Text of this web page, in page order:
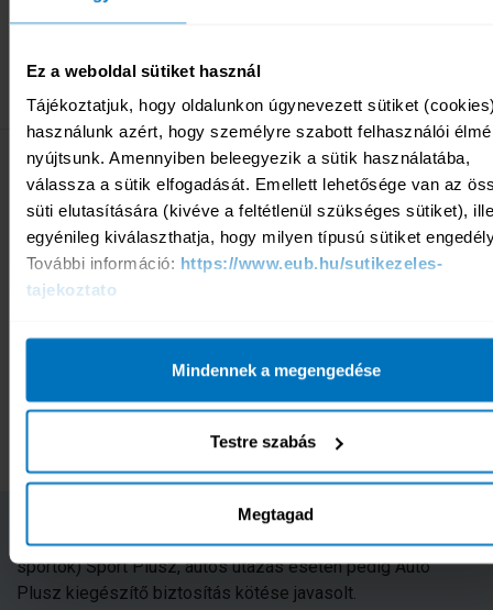
Ez a weboldal sütiket használ
Tájékoztatjuk, hogy oldalunkon úgynevezett sütiket
használunk azért, hogy személyre szabott felhasználói
nyújtsunk. Amennyiben beleegyezik a sütik használatába,
válassza a sütik elfogadását. Emellett lehetősége van az
süti elutasítására (kivéve a feltétlenül szükséges sütiket),
egyénileg kiválaszthatja, hogy milyen típusú sütiket
További információ: https://www.eub.hu/sutikezeles-
tajekoztato
Mindennek a megengedése
Testre szabás
Megtagad
bankkártyás fizetéssel.
EZT SZERETNÉM MEGKÖTNI
BELFÖLDI UTAZÁSRA
Relax SOS belföldi utasbiztosítás
Miért válassza ezt a terméket?
24 órás Teledoktor és COVID-19 tesztelés-szervezés
Poggyász- és iratbiztosítás
Háztartási vészelhárítás az otthon maradt családtagok
KISZÁMÍTOM A DÍJAMAT
Milyen kiegészítő biztosítás javasolt hozzá?
A termékhez a tervezett tevékenységtől függően (pl.
sportok) Sport Plusz, autós utazás esetén pedig Autó
Plusz kiegészítő biztosítás kötése javasolt.